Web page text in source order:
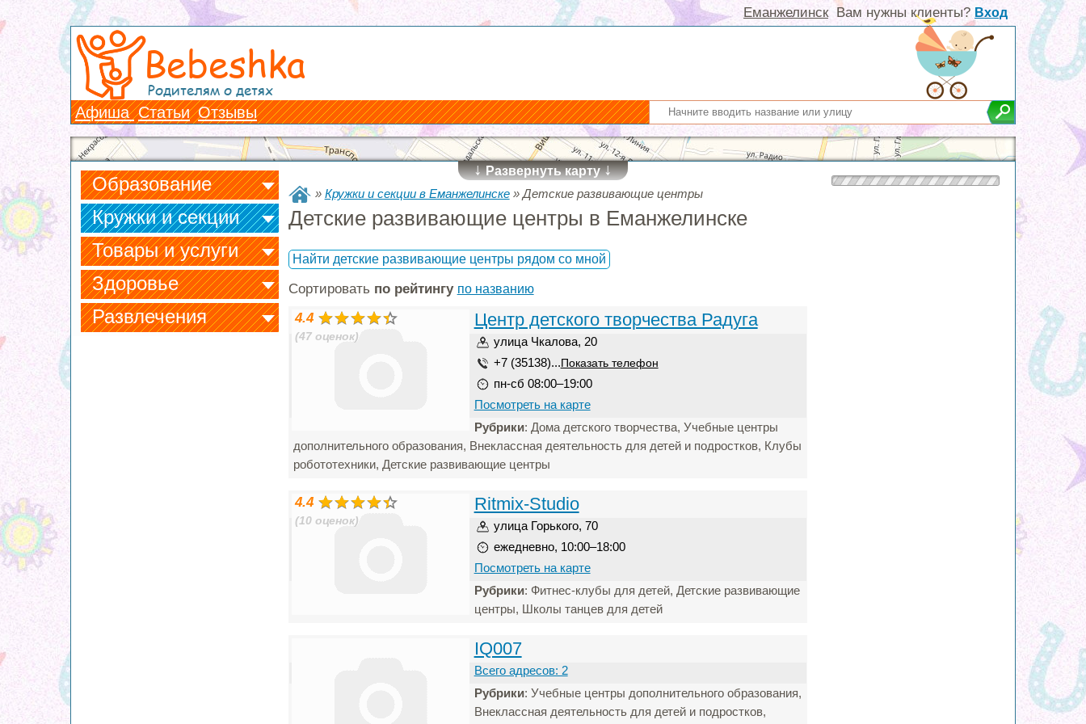
Вам нужны клиенты? Вход
Еманжелинск
Bebeshka
Родителям о детях
Афиша Статьи Отзывы
↓Развернуть карту↓
Образование
Кружки и секции
Товары и услуги
Здоровье
Развлечения
» Кружки и секции в Еманжелинске» Детские развивающие центры
Детские развивающие центры в Еманжелинске
Найти детские развивающие центры рядом со мной
Сортировать по рейтингу по названию
4.4
(47 оценок)
Центр детского творчества Радуга
улица Чкалова, 20
+7 (35138)... Показать телефон
пн-сб 08:00–19:00
Посмотреть на карте
Рубрики: Дома детского творчества, Учебные центры
дополнительного образования, Внеклассная деятельность для детей и подростков, Клубы
робототехники, Детские развивающие центры
4.4
(10 оценок)
Ritmix-Studio
улица Горького, 70
ежедневно, 10:00–18:00
Посмотреть на карте
Рубрики: Фитнес-клубы для детей, Детские развивающие
центры, Школы танцев для детей
IQ007
Всего адресов: 2
Рубрики: Учебные центры дополнительного образования,
Внеклассная деятельность для детей и подростков,